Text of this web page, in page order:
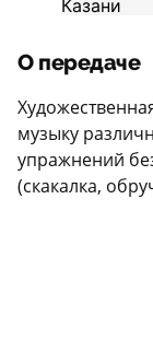
О передаче
музыку
упражнений
(скакалка,